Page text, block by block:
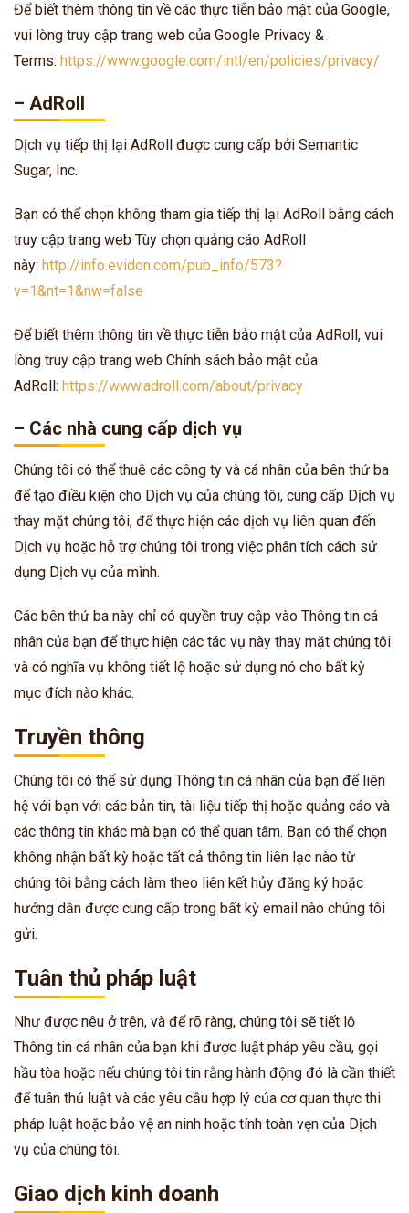
Để biết thêm thông tin về các thực tiễn bảo mật của Google,
vui lòng truy cập trang web của Google Privacy &
Terms: https://www.google.com/intl/en/policies/privacy/
– AdRoll
Dịch vụ tiếp thị lại AdRoll được cung cấp bởi Semantic
Sugar, Inc.
Bạn có thể chọn không tham gia tiếp thị lại AdRoll bằng cách
truy cập trang web Tùy chọn quảng cáo AdRoll
này: http://info.evidon.com/pub_info/573?
v=1&nt=1&nw=false
Để biết thêm thông tin về thực tiễn bảo mật của AdRoll, vui
lòng truy cập trang web Chính sách bảo mật của
AdRoll: https://www.adroll.com/about/privacy
– Các nhà cung cấp dịch vụ
Chúng tôi có thể thuê các công ty và cá nhân của bên thứ ba
để tạo điều kiện cho Dịch vụ của chúng tôi, cung cấp Dịch vụ
thay mặt chúng tôi, để thực hiện các dịch vụ liên quan đến
Dịch vụ hoặc hỗ trợ chúng tôi trong việc phân tích cách sử
dụng Dịch vụ của mình.
Các bên thứ ba này chỉ có quyền truy cập vào Thông tin cá
nhân của bạn để thực hiện các tác vụ này thay mặt chúng tôi
và có nghĩa vụ không tiết lộ hoặc sử dụng nó cho bất kỳ
mục đích nào khác.
Truyền thông
Chúng tôi có thể sử dụng Thông tin cá nhân của bạn để liên
hệ với bạn với các bản tin, tài liệu tiếp thị hoặc quảng cáo và
các thông tin khác mà bạn có thể quan tâm. Bạn có thể chọn
không nhận bất kỳ hoặc tất cả thông tin liên lạc nào từ
chúng tôi bằng cách làm theo liên kết hủy đăng ký hoặc
hướng dẫn được cung cấp trong bất kỳ email nào chúng tôi
gửi.
Tuân thủ pháp luật
Như được nêu ở trên, và để rõ ràng, chúng tôi sẽ tiết lộ
Thông tin cá nhân của bạn khi được luật pháp yêu cầu, gọi
hầu tòa hoặc nếu chúng tôi tin rằng hành động đó là cần thiết
để tuân thủ luật và các yêu cầu hợp lý của cơ quan thực thi
pháp luật hoặc bảo vệ an ninh hoặc tính toàn vẹn của Dịch
vụ của chúng tôi.
Giao dịch kinh doanh